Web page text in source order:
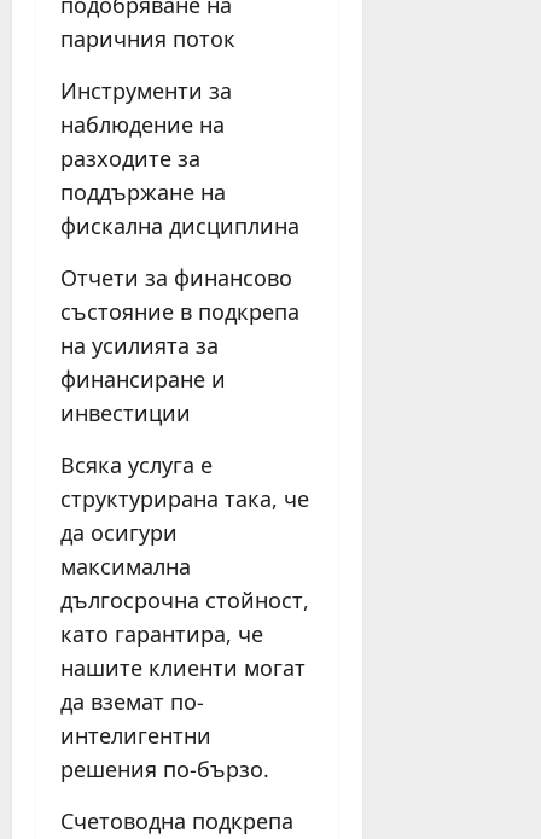
паричния поток
Инструменти за
наблюдение на
разходите за
поддържане на
фискална дисциплина
Отчети за финансово
състояние в подкрепа
на усилията за
финансиране и
инвестиции
Всяка услуга е
структурирана така, че
да осигури
максимална
дългосрочна стойност,
като гарантира, че
нашите клиенти могат
да вземат по-
интелигентни
решения по-бързо.
Счетоводна подкрепа